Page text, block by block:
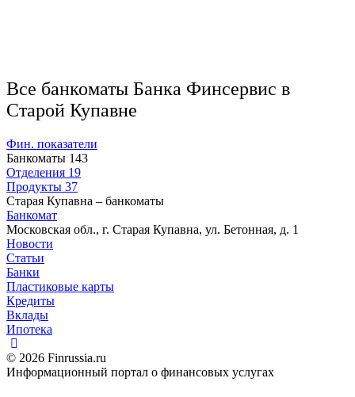
Все банкоматы Банка Финсервис в
Старой Купавне
Фин. показатели
Банкоматы 143
Отделения 19
Продукты 37
Старая Купавна – банкоматы
Банкомат
Московская обл., г. Старая Купавна, ул. Бетонная, д. 1
Новости
Статьи
Банки
Пластиковые карты
Кредиты
Вклады
Ипотека
© 2026 Finrussia.ru
Информационный портал о финансовых услугах